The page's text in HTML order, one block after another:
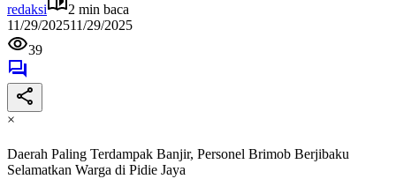
redaksi
2 min baca
11/29/202511/29/2025
39
×
Daerah Paling Terdampak Banjir, Personel Brimob Berjibaku
Selamatkan Warga di Pidie Jaya